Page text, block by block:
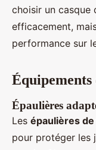
choisir un casque
efficacement,
performance sur
Équipements
Épaulières
Les épaulières
pour protéger les